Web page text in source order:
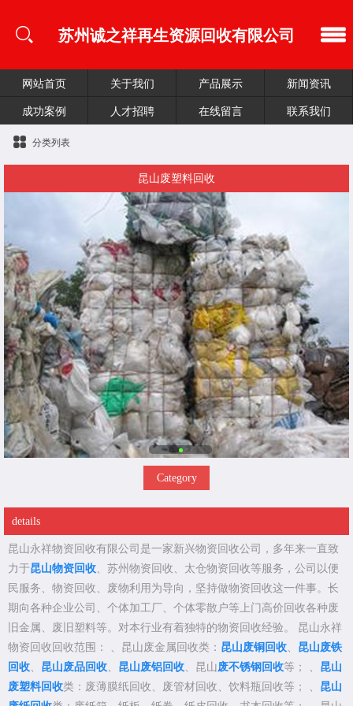
苏州诚之祥再生资源回收有限公司
网站首页 关于我们 产品展示
新闻资讯
成功案例
人才招聘 在线留言 联系我们
分类列表
昆山废塑料回收
Category
details
昆山永祥物资回收有限公司是一家新兴物资回收公司，多年来一直致
力于昆山物资回收 、苏州物资回收、太仓物资回收等服务，公司以便
民服务、物资回收、废物利用为导向，坚持做物资回收这一件事。长
期向各种企业公司、个体加工厂、个体零散户等上门高价回收各种废
旧金属、废旧塑料等。对本行业有着独特的物资回收经验。 昆山永祥
物资回收回收范围： 、昆山废金属回收类： 昆山废铜回收
昆山废铁
回收
昆山废品回收 昆山废铝回收 、昆山废不锈钢回收等； 、 昆山
废塑料回收类：废薄膜纸回收、废管材回收、饮料瓶回收等； 、 昆山